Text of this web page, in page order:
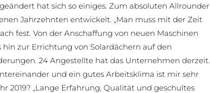
hat sich so einiges. Zum absoluten Allrounder
Jahrzehnten entwickelt. „Man muss mit der Zeit
fest. Von der Anschaffung von neuen Maschinen
zur Errichtung von Solardächern auf den
24 Angestellte hat das Unternehmen derzeit.
und ein gutes Arbeitsklima ist mir sehr
2019? „Lange Erfahrung, Qualität und geschultes